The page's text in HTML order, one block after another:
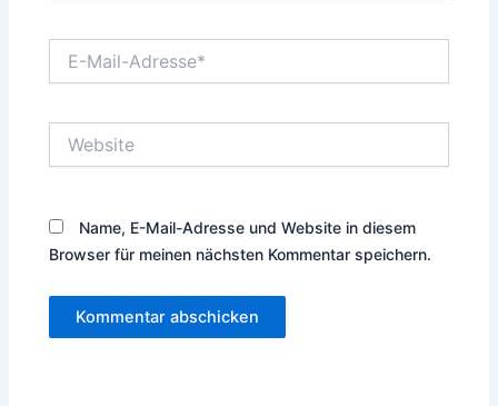
Mail-
Name, E-Mail-Adresse und Website in diesem
Browser für meinen nächsten Kommentar speichern.